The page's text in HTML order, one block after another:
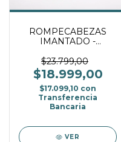
ROMPECABEZAS
IMANTADO -
$23.799,00
$18.999,00
$17.099,10 con
Transferencia
Bancaria
VER